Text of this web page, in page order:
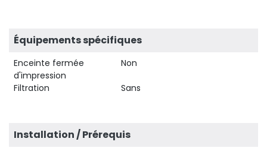
Équipements spécifiques
Enceinte fermée
d'impression
Non
Filtration Sans
Installation / Prérequis